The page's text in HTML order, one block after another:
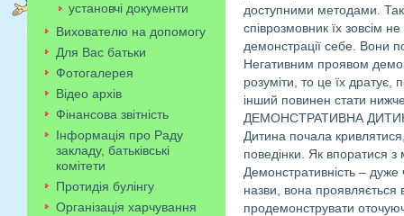
доступними методами.
співрозмовник їх зовсім
демонстрації себе. Вони
Негативним проявом
розуміти, то це їх
інший повинен стати
ДЕМОНСТРАТИВНА
Дитина почала
поведінки. Як впоратися
Демонстративність – дуже
назви, вона проявляється
продемонструвати
установчі документи
Вихователю на допомогу
Для Вас батьки
Фотогалерея
Відео архів
Фінансова звітність
Інформація про Раду
закладу, батьківські
комітети
Протидія булінгу
Організація харчування